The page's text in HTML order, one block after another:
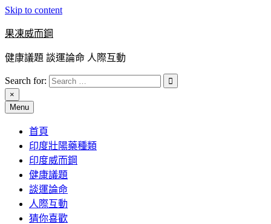
Skip to content
果凍威而鋼
健康議題 談運論命 人際互動
Search for:
×
Menu
首頁
印度壯陽藥種類
印度威而鋼
健康議題
談運論命
人際互動
猜你喜歡